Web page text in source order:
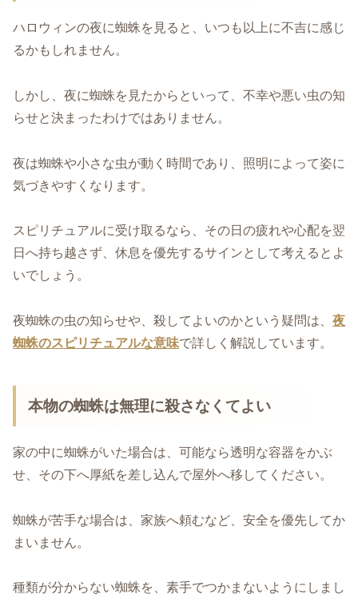
ハロウィンの夜に蜘蛛を見ると、いつも以上に不吉に感じ
るかもしれません。
しかし、夜に蜘蛛を見たからといって、不幸や悪い虫の知
らせと決まったわけではありません。
夜は蜘蛛や小さな虫が動く時間であり、照明によって姿に
気づきやすくなります。
スピリチュアルに受け取るなら、その日の疲れや心配を翌
日へ持ち越さず、休息を優先するサインとして考えるとよ
いでしょう。
夜蜘蛛の虫の知らせや、殺してよいのかという疑問は、 夜
蜘蛛のスピリチュアルな意味で詳しく解説しています。
本物の蜘蛛は無理に殺さなくてよい
家の中に蜘蛛がいた場合は、可能なら透明な容器をかぶ
せ、その下へ厚紙を差し込んで屋外へ移してください。
蜘蛛が苦手な場合は、家族へ頼むなど、安全を優先してか
まいません。
種類が分からない蜘蛛を、素手でつかまないようにしまし